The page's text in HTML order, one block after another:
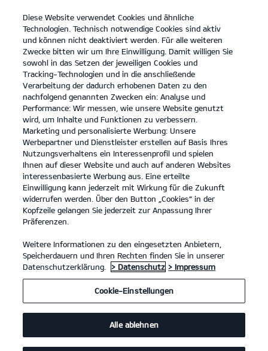
open
menu
KONTAKT
KIA ZUBEHÖR
KIA ZUBEHÖR
KIA ORIGINALZUBEHÖR – DAMIT DEIN AUTO ZU DIR
PASST.
Du brauchst eine Anhängerkupplung, willst das Interieur
persönlicher gestalten, Fahrräder transportieren oder einen sicheren
Auto perfekt auf deinen Alltag ab. Dabei kannst du dich immer auf
makellose Qualität und Passgenauigkeit verlassen. Dein Kia Händler
Diese Website verwendet Cookies und ähnliche
Technologien. Technisch notwendige Cookies sind aktiv
und können nicht deaktiviert werden. Für alle weiteren
Zwecke bitten wir um Ihre Einwilligung. Damit willigen Sie
sowohl in das Setzen der jeweiligen Cookies und
Tracking-Technologien und in die anschließende
Verarbeitung der dadurch erhobenen Daten zu den
nachfolgend genannten Zwecken ein: Analyse und
Performance: Wir messen, wie unsere Website genutzt
wird, um Inhalte und Funktionen zu verbessern.
Marketing und personalisierte Werbung: Unsere
Werbepartner und Dienstleister erstellen auf Basis Ihres
Nutzungsverhaltens ein Interessenprofil und spielen
Ihnen auf dieser Website und auch auf anderen Websites
interessenbasierte Werbung aus. Eine erteilte
Einwilligung kann jederzeit mit Wirkung für die Zukunft
widerrufen werden. Über den Button „Cookies“ in der
Kopfzeile gelangen Sie jederzeit zur Anpassung Ihrer
Präferenzen.
Weitere Informationen zu den eingesetzten Anbietern,
Speicherdauern und Ihren Rechten finden Sie in unserer
Datenschutzerklärung.
> Datenschutz > Impressum
Cookie-Einstellungen
Alle ablehnen